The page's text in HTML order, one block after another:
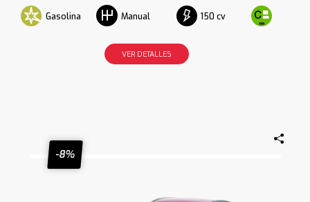
Gasolina Manual 150 cv
VER DETALLES
-8%